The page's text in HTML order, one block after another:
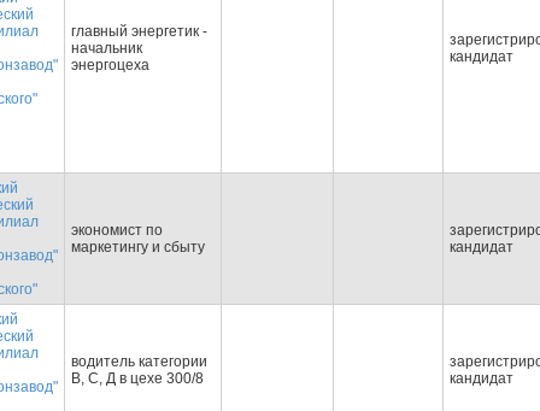
главный энергетик -
начальник
энергоцеха
кандидат
экономист по
маркетингу и сбыту
кандидат
водитель категории
В, С, Д в цехе 300/8
кандидат